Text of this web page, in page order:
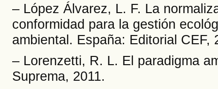
– López Álvarez, L. F. La
conformidad para la gestión
ambiental. España: Editorial CEF,
– Lorenzetti, R. L. El paradigma
Suprema, 2011.